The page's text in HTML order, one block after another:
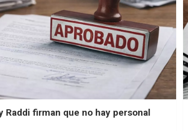
Raddi firman que no hay personal